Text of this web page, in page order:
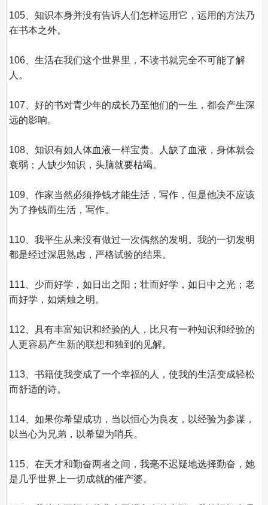
105、知识本身并没有告诉人们怎样运用它，运用的方法乃
在书本之外。
106、生活在我们这个世界里，不读书就完全不可能了解
人。
107、好的书对青少年的成长乃至他们的一生，都会产生深
远的影响。
108、知识有如人体血液一样宝贵。人缺了血液，身体就会
衰弱；人缺少知识，头脑就要枯竭。
109、作家当然必须挣钱才能生活，写作，但是他决不应该
为了挣钱而生活，写作。
110、我平生从来没有做过一次偶然的发明。我的一切发明
都是经过深思熟虑，严格试验的结果。
111、少而好学，如日出之阳；壮而好学，如日中之光；老
而好学，如炳烛之明。
112、具有丰富知识和经验的人，比只有一种知识和经验的
人更容易产生新的联想和独到的见解。
113、书籍使我变成了一个幸福的人，使我的生活变成轻松
而舒适的诗。
114、如果你希望成功，当以恒心为良友，以经验为参谋，
以当心为兄弟，以希望为哨兵。
115、在天才和勤奋两者之间，我毫不迟疑地选择勤奋，她
是几乎世界上一切成就的催产婆。